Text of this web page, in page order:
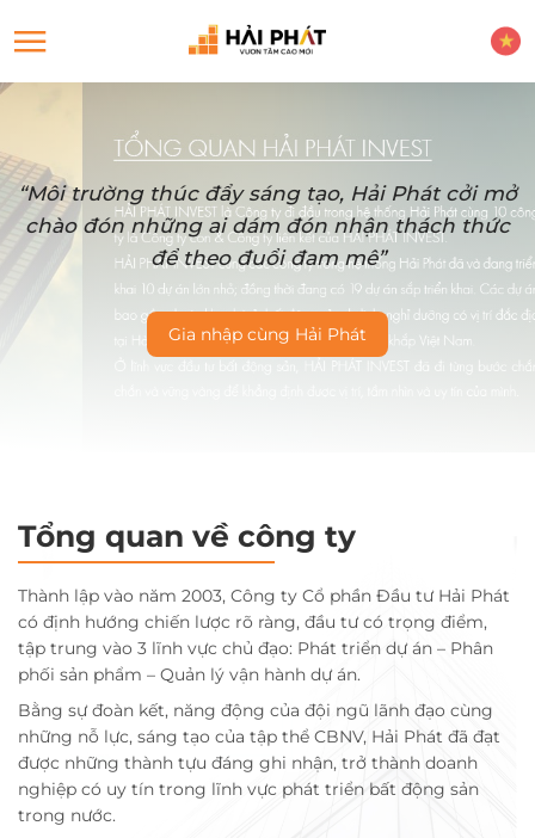
“Môi trường thúc đẩy sáng tạo, Hải Phát cởi mở
chào đón những ai dám đón nhận thách thức
để theo đuổi đam mê”
Gia nhập cùng Hải Phát
Tổng quan về công ty
Thành lập vào năm 2003, Công ty Cổ phần Đầu tư Hải Phát
có định hướng chiến lược rõ ràng, đầu tư có trọng điểm,
tập trung vào 3 lĩnh vực chủ đạo: Phát triển dự án – Phân
phối sản phẩm – Quản lý vận hành dự án.
Bằng sự đoàn kết, năng động của đội ngũ lãnh đạo cùng
những nỗ lực, sáng tạo của tập thể CBNV, Hải Phát đã đạt
được những thành tựu đáng ghi nhận, trở thành doanh
nghiệp có uy tín trong lĩnh vực phát triển bất động sản
trong nước.